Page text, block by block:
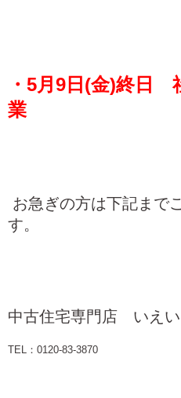
・5月9日(金)終日
業
お急ぎの方は下記まで
す。
中古住宅専門店 いえい
TEL：0120-83-3870